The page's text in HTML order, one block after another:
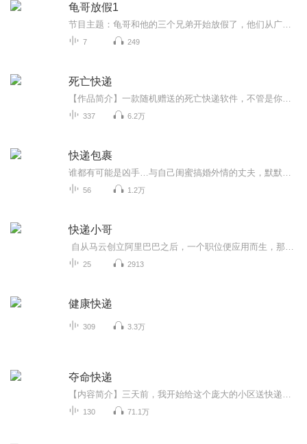
龟哥放假1
7 249
死亡快递
337 6.2万
快递包裹
56 1.2万
快递小哥
25 2913
健康快递
309 3.3万
夺命快递
130 71.1万